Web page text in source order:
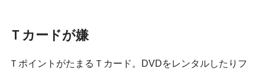
Ｔカードが嫌
ＴポイントがたまるＴカード。DVDをレンタルしたりフ